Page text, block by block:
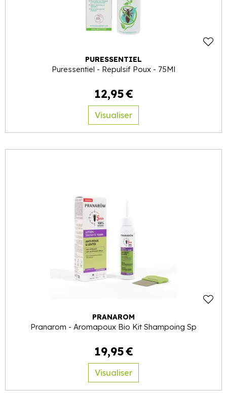
PURESSENTIEL
Puressentiel - Repulsif Poux - 75Ml
12,95€
Visualiser
PRANAROM
Pranarom - Aromapoux Bio Kit Shampoing Sp
19,95€
Visualiser